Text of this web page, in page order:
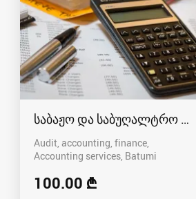
საბაჟო და საბუღალტრო
Audit, accounting, finance,
Accounting services Batumi
100.00 ₾